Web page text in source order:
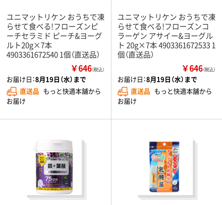
ユニマットリケン おうちで凍
らせて食べる!フローズンピ
ーチセラミド ピーチ&ヨーグ
ルト20g×7本
4903361672540 1個（直送品）
￥646（税込）
お届け日：8月19日（水）まで
直送品 もっと快適本舗から
お届け
ユニマットリケン おうちで凍
らせて食べる!フローズンコ
ラーゲン アサイー&ヨーグル
ト 20g×7本 4903361672533 1
個（直送品）
￥646（税込）
お届け日：8月19日（水）まで
直送品 もっと快適本舗から
お届け